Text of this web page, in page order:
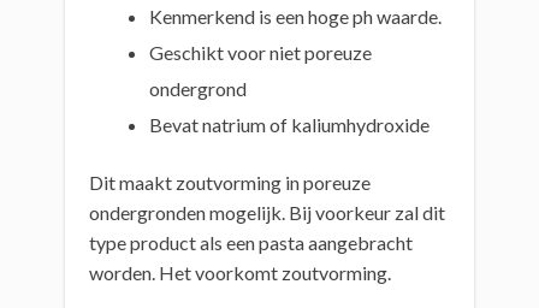
Kenmerkend is een hoge ph waarde.
Geschikt voor niet poreuze
ondergrond
Bevat natrium of kaliumhydroxide
Dit maakt zoutvorming in poreuze
ondergronden mogelijk. Bij voorkeur zal dit
type product als een pasta aangebracht
worden. Het voorkomt zoutvorming.